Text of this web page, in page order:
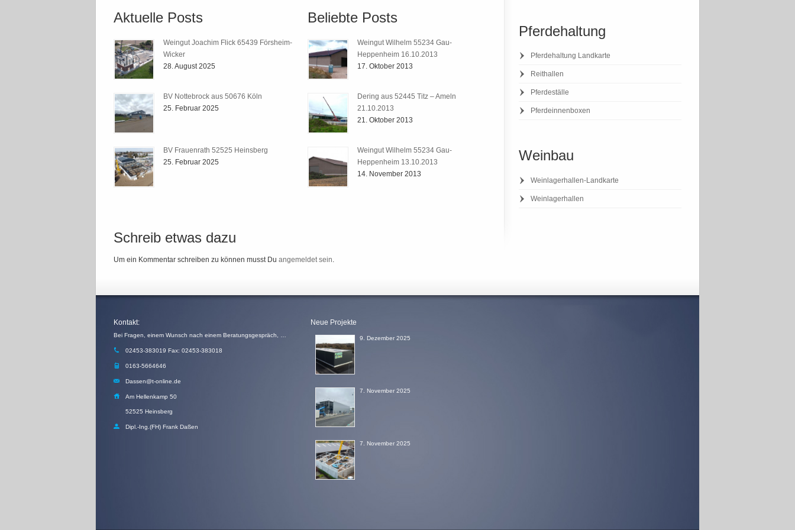
Aktuelle Posts
Weingut Joachim Flick 65439 Försheim-
Wicker
28. August 2025
BV Nottebrock aus 50676 Köln
25. Februar 2025
BV Frauenrath 52525 Heinsberg
25. Februar 2025
Beliebte Posts
Weingut Wilhelm 55234 Gau-
Heppenheim 16.10.2013
17. Oktober 2013
Dering aus 52445 Titz – Ameln
21.10.2013
21. Oktober 2013
Weingut Wilhelm 55234 Gau-
Heppenheim 13.10.2013
14. November 2013
Schreib etwas dazu
Um ein Kommentar schreiben zu können musst Du angemeldet sein.
Pferdehaltung
Pferdehaltung Landkarte
Reithallen
Pferdeställe
Pferdeinnenboxen
Weinbau
Weinlagerhallen-Landkarte
Weinlagerhallen
Kontakt:
02453-383019 Fax: 02453-383018
0163-5664646
Dassen@t-online.de
Am Hellenkamp 50
52525 Heinsberg
Dipl.-Ing.(FH) Frank Daßen
Neue Projekte
9. Dezember 2025
7. November 2025
7. November 2025